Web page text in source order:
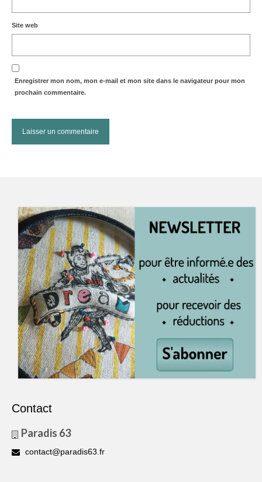
Site web
Enregistrer mon nom, mon e-mail et mon site dans le navigateur pour mon
prochain commentaire.
Contact
Paradis 63
contact@paradis63.fr